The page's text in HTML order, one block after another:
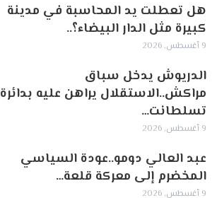
هل تعطلت يد المحاسبة في مدينة
كبيرة مثل الدار البيضاء؟..
9 أغسطس, 2026
الدريوش يدخل سباق
مراكش..الاستقلال يراهن عليه بدائرة
تسلطانت…
9 أغسطس, 2026
عبد العالي دومو..عودة السياسي
المخضرم إلى معركة قلعة…
9 أغسطس, 2026